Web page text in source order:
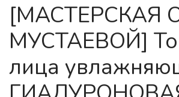
[МАСТЕРСКАЯ
МУСТАЕВОЙ]
лица